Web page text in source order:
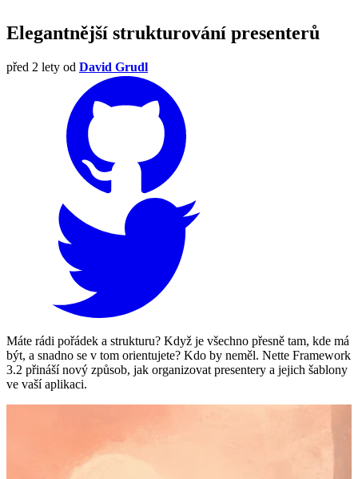
Elegantnější strukturování presenterů
před 2 lety od David Grudl
Máte rádi pořádek a strukturu? Když je všechno přesně tam, kde má
být, a snadno se v tom orientujete? Kdo by neměl. Nette Framework
3.2 přináší nový způsob, jak organizovat presentery a jejich šablony
ve vaší aplikaci.